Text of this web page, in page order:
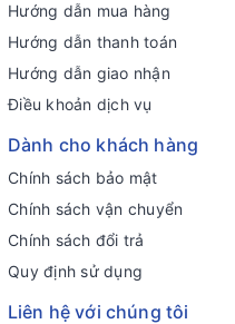
Hướng dẫn mua hàng
Hướng dẫn thanh toán
Hướng dẫn giao nhận
Điều khoản dịch vụ
Dành cho khách hàng
Chính sách bảo mật
Chính sách vận chuyển
Chính sách đổi trả
Quy định sử dụng
Liên hệ với chúng tôi